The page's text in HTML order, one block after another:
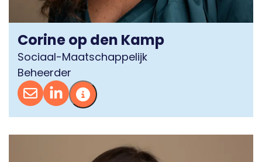
Corine op den Kamp
Sociaal-Maatschappelijk
Beheerder